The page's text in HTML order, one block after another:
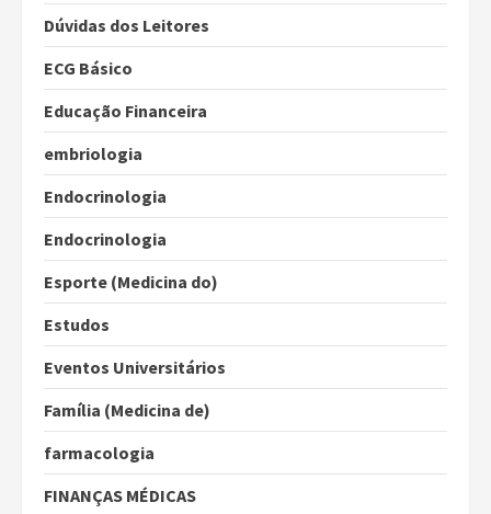
Dúvidas dos Leitores
ECG Básico
Educação Financeira
embriologia
Endocrinologia
Endocrinologia
Esporte (Medicina do)
Estudos
Eventos Universitários
Família (Medicina de)
farmacologia
FINANÇAS MÉDICAS